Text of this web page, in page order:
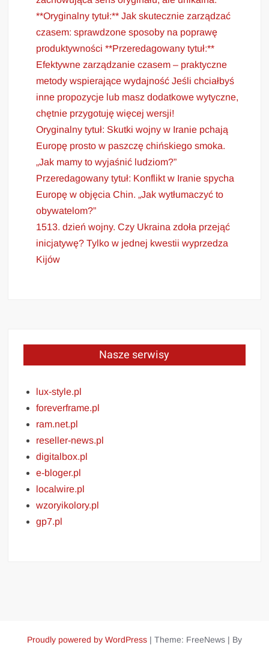
**Oryginalny tytuł:** Jak skutecznie zarządzać
czasem: sprawdzone sposoby na poprawę
produktywności **Przeredagowany tytuł:**
Efektywne zarządzanie czasem – praktyczne
metody wspierające wydajność Jeśli chciałbyś
inne propozycje lub masz dodatkowe wytyczne,
chętnie przygotuję więcej wersji!
Oryginalny tytuł: Skutki wojny w Iranie pchają
Europę prosto w paszczę chińskiego smoka.
„Jak mamy to wyjaśnić ludziom?”
Przeredagowany tytuł: Konflikt w Iranie spycha
Europę w objęcia Chin. „Jak wytłumaczyć to
obywatelom?”
1513. dzień wojny. Czy Ukraina zdoła przejąć
inicjatywę? Tylko w jednej kwestii wyprzedza
Kijów
Nasze serwisy
lux-style.pl
foreverframe.pl
ram.net.pl
reseller-news.pl
digitalbox.pl
e-bloger.pl
localwire.pl
wzoryikolory.pl
gp7.pl
Proudly powered by WordPress | Theme: FreeNews | By